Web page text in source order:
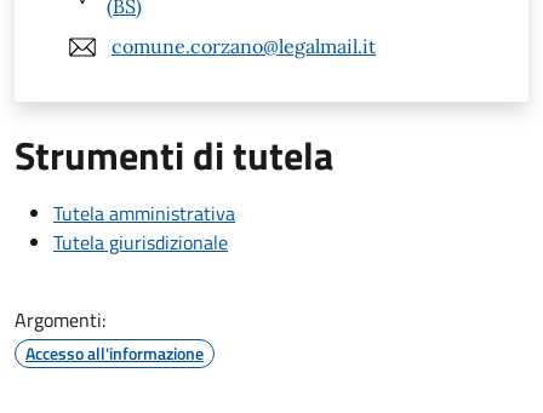
(BS)
comune.corzano@legalmail.it
Strumenti di tutela
Tutela amministrativa
Tutela giurisdizionale
Argomenti:
Accesso all'informazione